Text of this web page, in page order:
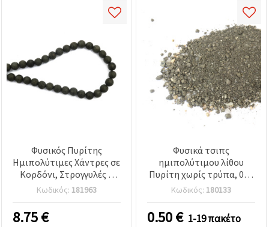
Φυσικός Πυρίτης
Ημιπολύτιμες Χάντρες σε
Κορδόνι, Στρογγυλές 8
mm ~48 τεμ.
Κωδικός: 181963
8.75€
Φυσικά τσιπς
ημιπολύτιμου λίθου
Πυρίτη χωρίς τρύπα, 0–1
mm, 20 γρ.
Κωδικός: 180133
0.50€ 1-19 πακέτο